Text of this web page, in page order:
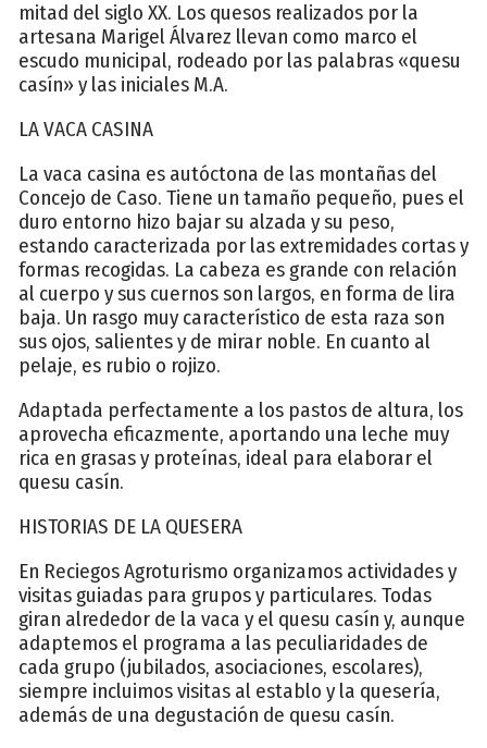
mitad del siglo XX. Los quesos realizados por la
artesana Marigel Álvarez llevan como marco el
escudo municipal, rodeado por las palabras «quesu
casín» y las iniciales M.A.
LA VACA CASINA
La vaca casina es autóctona de las montañas del
Concejo de Caso. Tiene un tamaño pequeño, pues el
duro entorno hizo bajar su alzada y su peso,
estando caracterizada por las extremidades cortas y
formas recogidas. La cabeza es grande con relación
al cuerpo y sus cuernos son largos, en forma de lira
baja. Un rasgo muy característico de esta raza son
sus ojos, salientes y de mirar noble. En cuanto al
pelaje, es rubio o rojizo.
Adaptada perfectamente a los pastos de altura, los
aprovecha eficazmente, aportando una leche muy
rica en grasas y proteínas, ideal para elaborar el
quesu casín.
HISTORIAS DE LA QUESERA
En Reciegos Agroturismo organizamos actividades y
visitas guiadas para grupos y particulares. Todas
giran alrededor de la vaca y el quesu casín y, aunque
adaptemos el programa a las peculiaridades de
cada grupo (jubilados, asociaciones, escolares),
siempre incluimos visitas al establo y la quesería,
además de una degustación de quesu casín.